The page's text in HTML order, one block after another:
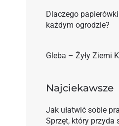
Dlaczego
każdym ogrodzie?
Gleba – Żyły Ziemi
Najciekawsze
Jak ułatwić sobie
Sprzęt, który przyda